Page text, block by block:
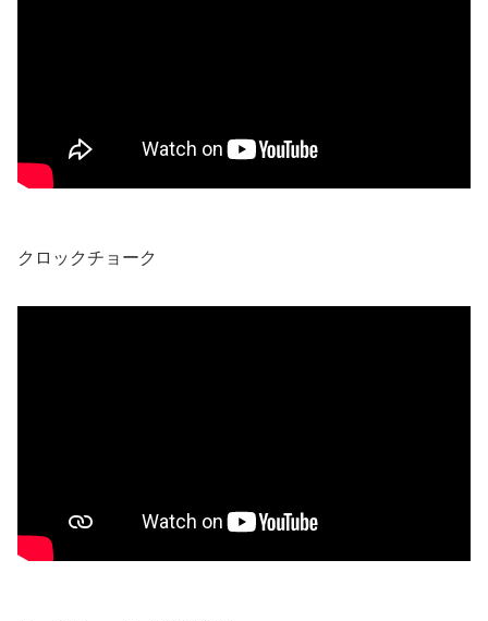
クロックチョーク